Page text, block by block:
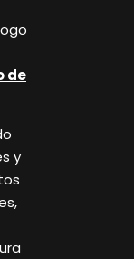
de
y